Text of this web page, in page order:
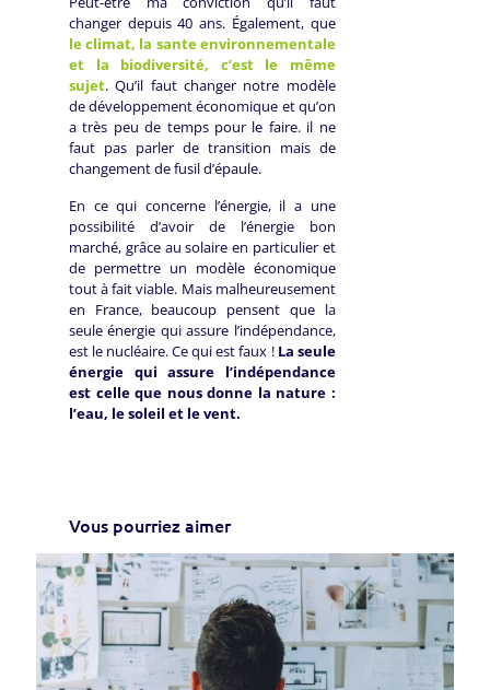
changer depuis 40 ans. Également, que
le climat, la sante environnementale
et la biodiversité, c’est le même
sujet. Qu’il faut changer notre modèle
de développement économique et qu’on
a très peu de temps pour le faire. il ne
faut pas parler de transition mais de
changement de fusil d’épaule.
En ce qui concerne l’énergie, il a une
possibilité d’avoir de l’énergie bon
marché, grâce au solaire en particulier et
de permettre un modèle économique
tout à fait viable. Mais malheureusement
en France, beaucoup pensent que la
seule énergie qui assure l’indépendance,
est le nucléaire. Ce qui est faux ! La seule
énergie qui assure l’indépendance
est celle que nous donne la nature :
l’eau, le soleil et le vent.
Vous pourriez aimer